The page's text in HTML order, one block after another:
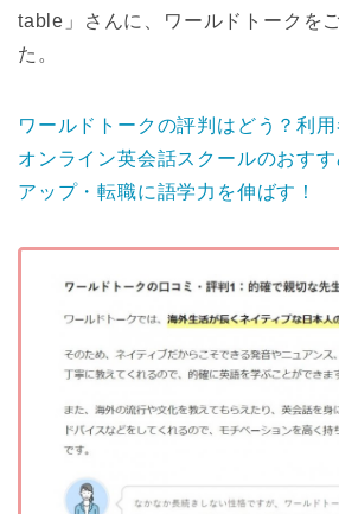
table」さんに、ワールドトークを
た。
ワールドトークの評判はどう？利用
オンライン英会話スクールのおす
アップ・転職に語学力を伸ばす！